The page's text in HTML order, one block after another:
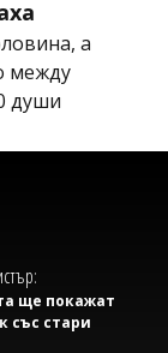
а
между
души
ще покажат
със стари